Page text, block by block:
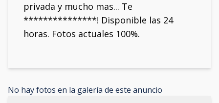
privada y mucho mas... Te
***************! Disponible las 24
horas. Fotos actuales 100%.
No hay fotos en la galería de este anuncio